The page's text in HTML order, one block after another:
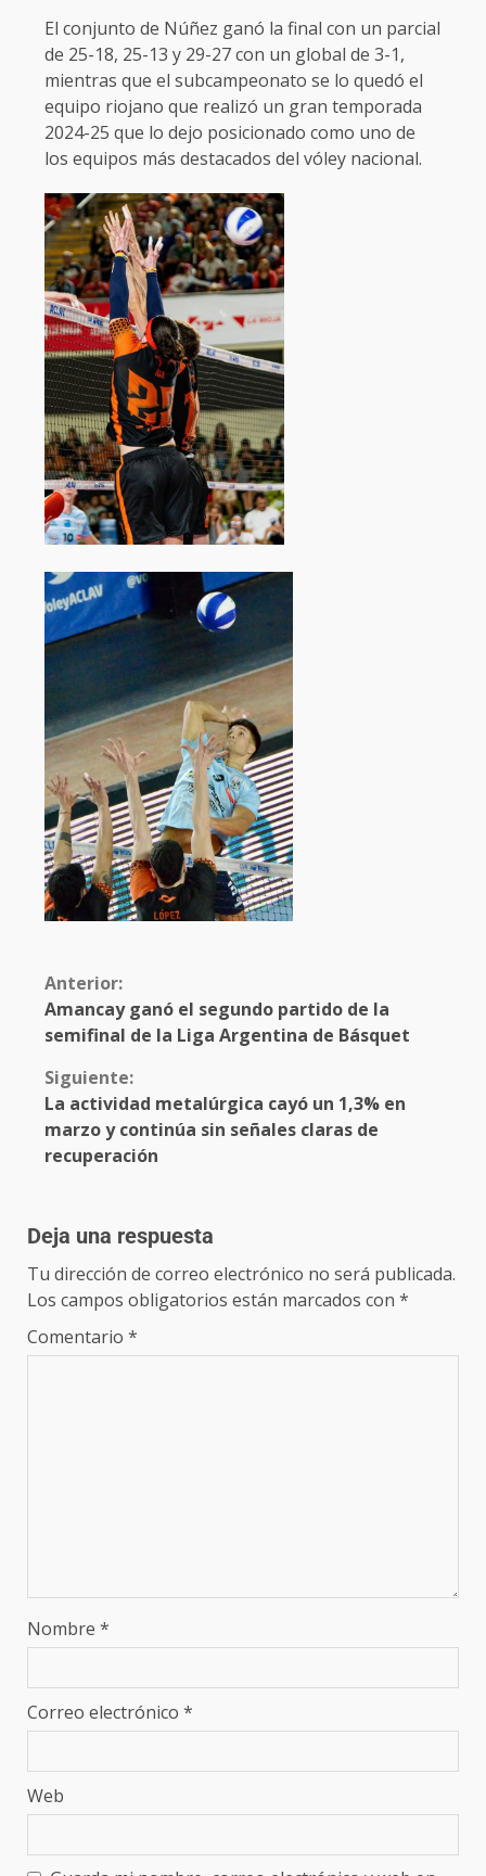
El conjunto de Núñez ganó la final con un parcial
de 25-18, 25-13 y 29-27 con un global de 3-1,
mientras que el subcampeonato se lo quedó el
equipo riojano que realizó un gran temporada
2024-25 que lo dejo posicionado como uno de
los equipos más destacados del vóley nacional.
Anterior:
Amancay ganó el segundo partido de la
semifinal de la Liga Argentina de Básquet
Siguiente:
La actividad metalúrgica cayó un 1,3% en
marzo y continúa sin señales claras de
recuperación
Deja una respuesta
Tu dirección de correo electrónico no será publicada.
Los campos obligatorios están marcados con *
Comentario *
Nombre *
Correo electrónico *
Web